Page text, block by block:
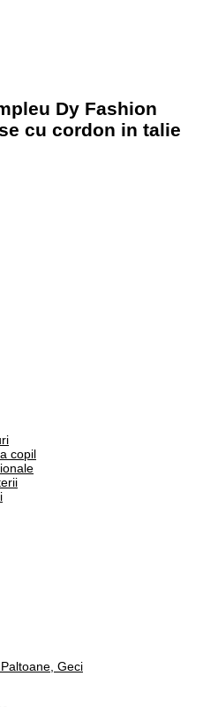
Dy Fashion
cu cordon in talie
copil
Geci